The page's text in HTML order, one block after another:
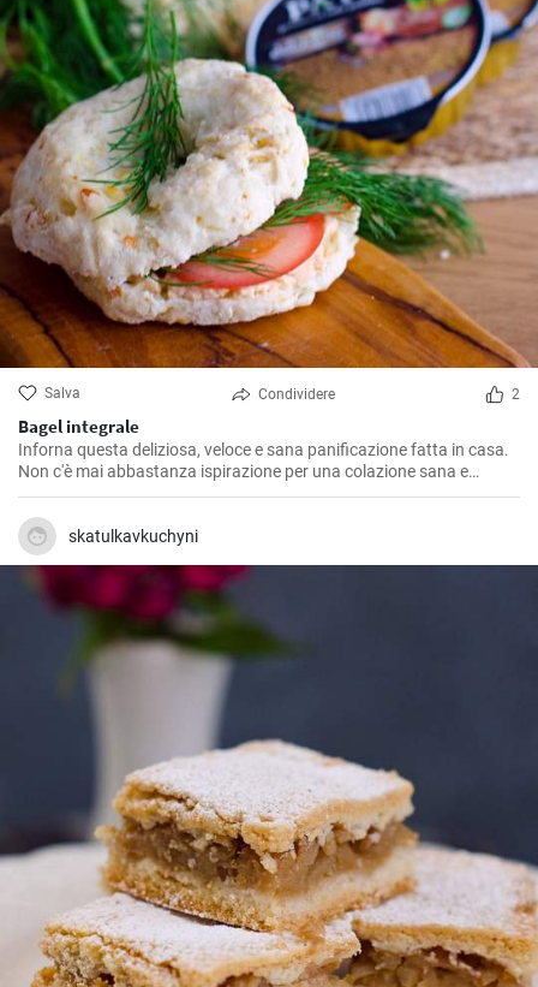
Salva Condividere 2
Bagel integrale
Inforna questa deliziosa, veloce e sana panificazione fatta in casa.
Non c'è mai abbastanza ispirazione per una colazione sana e
gustosa.
skatulkavkuchyni